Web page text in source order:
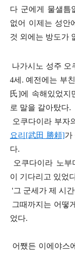
다 군에게 물샐틈
없어 이제는 성안
것 외에는 방도가
나가시노 성주 오
4세 . 예전에는 부
氏]에 속해있었지
로 말을 갈아탔다.
오쿠다이라 부자
요리[武田 勝頼]가
다.
오쿠다이라 노부
이 기다리고 있었
'그 군세가 제 시
그때까지는 어떻
었다.
어쨌든 이에야스